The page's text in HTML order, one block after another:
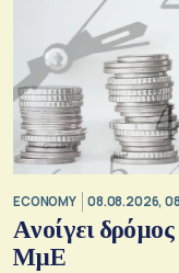
ECONOMY 08.08.2026,
Aνοίγει
ΜμΕ